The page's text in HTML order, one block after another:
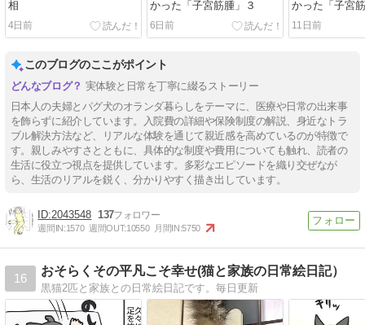
相
4日前
かった「子宮筋腫」３
6日前
かった「子宮
11日前
このブログのここがポイント
実体験と日常を丁寧に綴るストーリー
日本人の夫婦とパグ犬のオランダ暮らしをテーマに、医療や日常の出来事
を飾らずに紹介しています。入院費の詳細や保険制度の解説、身近なトラ
ブル解決方法など、リアルな体験を通じて親近感を高めているのが特徴で
す。親しみやすさとともに、具体的な制度や費用についても触れ、読者の
生活に役立つ視点を提供しています。多彩なエピソードを織り交ぜなが
ら、生活のリアルを鋭く、分かりやすく描き出しています。
2043548 137
週間IN:1570 週間OUT:10550 月間IN:5750
16
おそらくその平凡こそ幸せ(猫と家族の日常絵日記）
黒猫2匹と家族との日常絵日記です。毎日更新